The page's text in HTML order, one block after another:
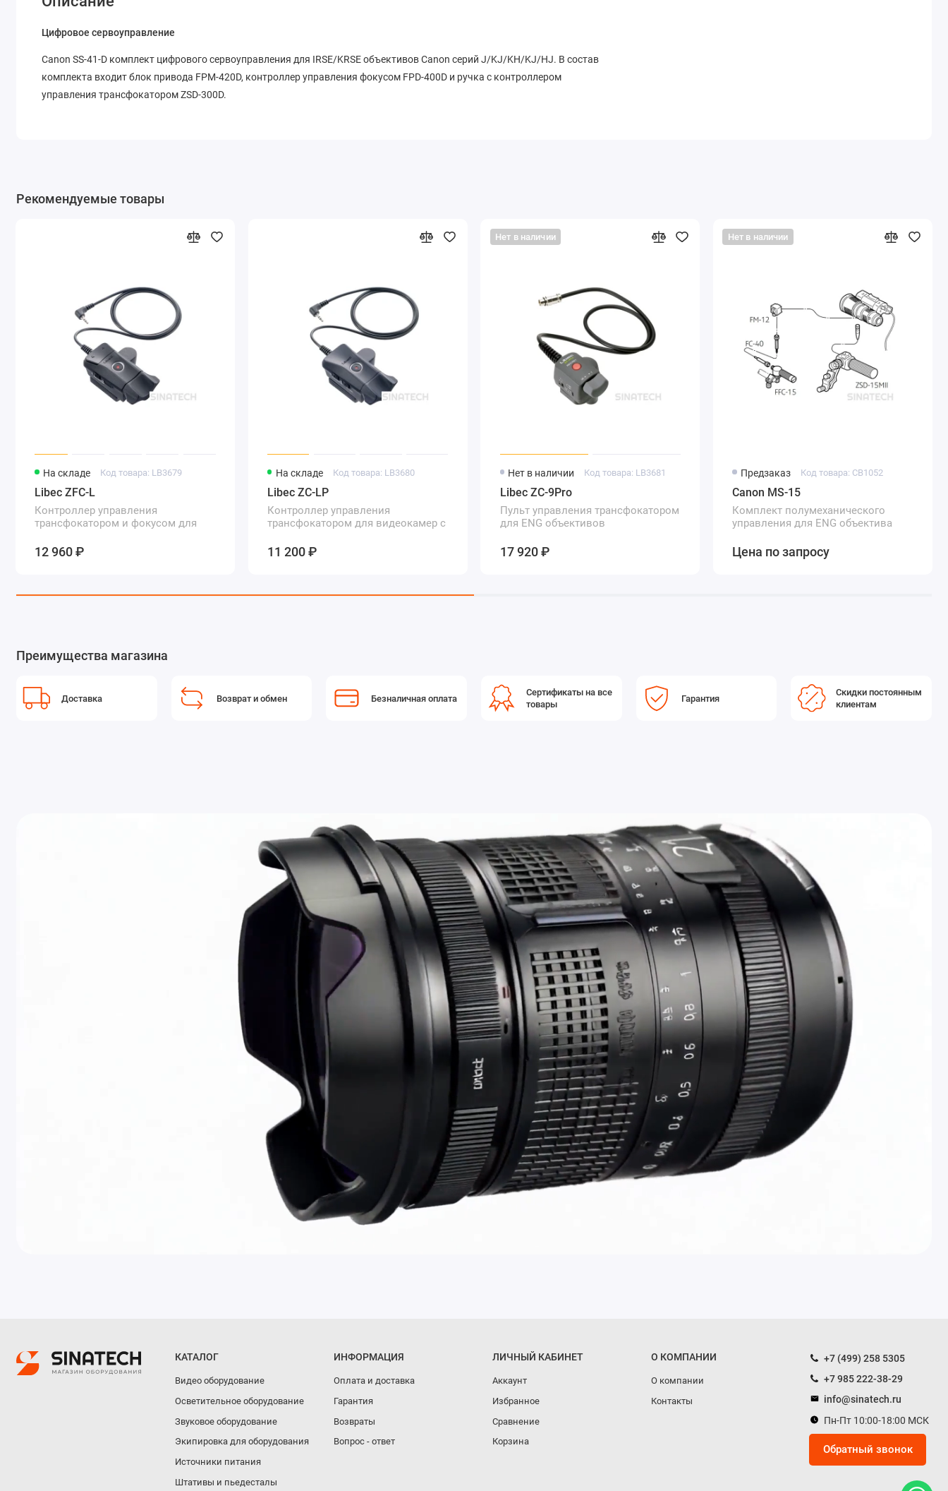
Цифровое сервоуправление
Canon SS-41-D комплект цифрового сервоуправления для IRSE/KRSE объективов Canon серий J/KJ/KH/KJ/HJ. В состав
комплекта входит блок привода FPM-420D, контроллер управления фокусом FPD-400D и ручка с контроллером
управления трансфокатором ZSD-300D.
Рекомендуемые товары
На складе Код товара: LB3679
Libec ZFC-L
Контроллер управления
трансфокатором и фокусом для
12 960 ₽
На складе Код товара: LB3680
Libec ZC-LP
Контроллер управления
трансфокатором для видеокамер с
11 200 ₽
Нет в наличии
Нет в наличии Код товара: LB3681
Libec ZC-9Pro
Пульт управления трансфокатором
для ENG объективов
17 920 ₽
Нет в наличии
Предзаказ Код товара: CB1052
Canon MS-15
Комплект полумеханического
управления для ENG объектива
Цена по запросу
Преимущества магазина
Доставка Возврат и обмен Безналичная оплата
Сертификаты на все
товары
Гарантия
Скидки постоянным
клиентам
КАТАЛОГ
Видео оборудование
Осветительное оборудование
Звуковое оборудование
Экипировка для оборудования
Источники питания
Штативы и пьедесталы
ИНФОРМАЦИЯ
Оплата и доставка
Гарантия
Возвраты
Вопрос - ответ
ЛИЧНЫЙ КАБИНЕТ
Аккаунт
Избранное
Сравнение
Корзина
О КОМПАНИИ
О компании
Контакты
+7 (499) 258 5305
+7 985 222-38-29
info@sinatech.ru
Пн-Пт 10:00-18:00 МСК
Обратный звонок